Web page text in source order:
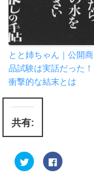
とと姉ちゃん｜公開商
品試験は実話だった！
衝撃的な結末とは
共有:
ク
リ
F
a